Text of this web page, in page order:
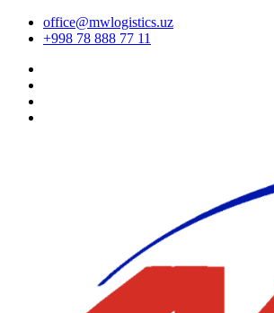
office@mwlogistics.uz
+998 78 888 77 11